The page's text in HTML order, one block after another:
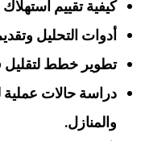
كيفية تقييم
أدوات التحليل
تطوير خطط لتقليل
دراسة حالات
والمنازل.